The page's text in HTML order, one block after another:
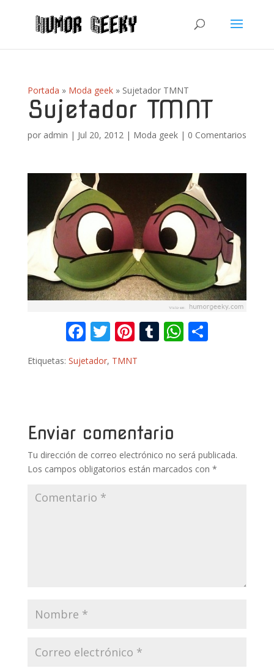
Portada » Moda geek» Sujetador TMNT
Sujetador TMNT
por admin | Jul 20, 2012| Moda geek| 0 Comentarios
F
ac
e
o
k
T
w
itt
Pi
nt
er
T W
p r
Etiquetas: Sujetador, TMNT
Enviar comentario
Tu dirección de correo electrónico no será publicada.
Los campos obligatorios están marcados con *